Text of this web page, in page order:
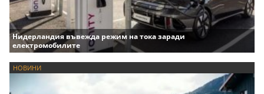
Нидерландия въвежда режим на тока заради
електромобилите
НОВИНИ